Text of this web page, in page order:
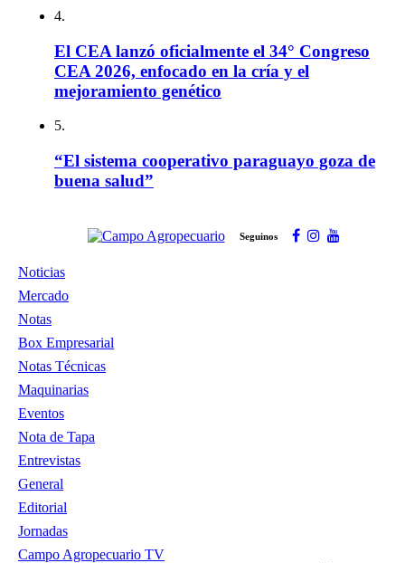
4.
El CEA lanzó oficialmente el 34° Congreso
CEA 2026, enfocado en la cría y el
mejoramiento genético
5.
“El sistema cooperativo paraguayo goza de
buena salud”
Seguinos
Noticias
Mercado
Notas
Box Empresarial
Notas Técnicas
Maquinarias
Eventos
Nota de Tapa
Entrevistas
General
Editorial
Jornadas
Campo Agropecuario TV